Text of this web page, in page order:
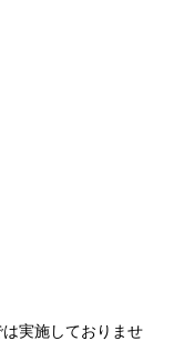
実施しておりませ